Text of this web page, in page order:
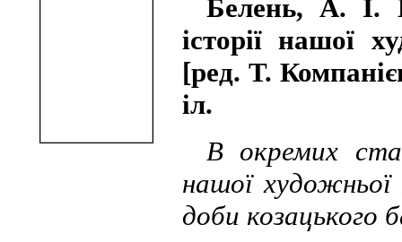
Белень, А. І.
історії нашої
[ред. Т.
іл.
В окремих
нашої художньої
доби козацького